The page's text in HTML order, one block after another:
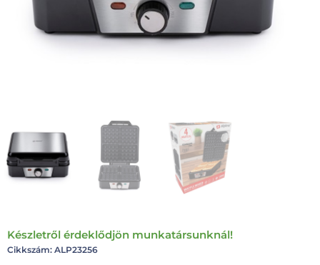
Készletről érdeklődjön munkatársunknál!
Cikkszám: ALP23256